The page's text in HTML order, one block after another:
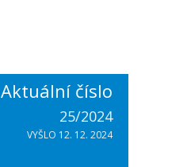
Aktuální číslo
25/2024
VYŠLO 12. 12. 2024